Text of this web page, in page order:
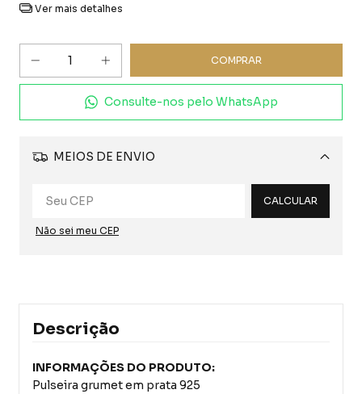
Ver mais detalhes
Consulte-nos pelo WhatsApp
MEIOS DE ENVIO
Alterar CEP
CALCULAR
Não sei meu CEP
Descrição
INFORMAÇÕES DO PRODUTO:
Pulseira grumet em prata 925